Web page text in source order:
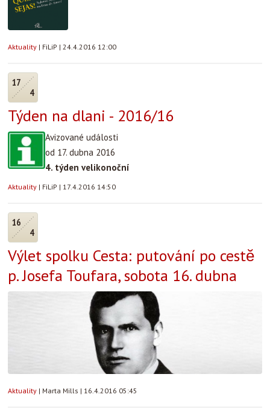
Aktuality | FiLiP | 24.4.2016 12:00
17
4
Týden na dlani - 2016/16
Avizované události
od 17. dubna 2016
4. týden velikonoční
Aktuality | FiLiP | 17.4.2016 14:50
16
4
Výlet spolku Cesta: putování po cestĕ
p. Josefa Toufara, sobota 16. dubna
Aktuality | Marta Mills | 16.4.2016 05:45